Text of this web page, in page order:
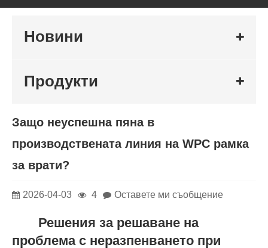
Новини
Продукти
Защо неуспешна пяна в
производствената линия на WPC рамка
за врати?
2026-04-03 4 Оставете ми съобщение
Решения за решаване на
проблема с неразпенването при